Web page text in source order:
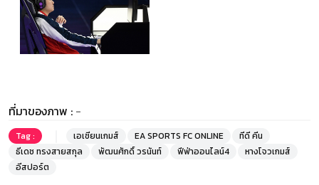
ที่มาของภาพ : -
Tag : เอเชียนเกมส์ EA SPORTS FC ONLINE
ทีดี คีน
ธีเดช ทรงสายสกุล
พัฒนศักดิ์ วรนันท์ ฟีฟ่าออนไลน์4
หางโจวเกมส์
อีสปอร์ต